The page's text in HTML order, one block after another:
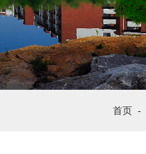
首页 -